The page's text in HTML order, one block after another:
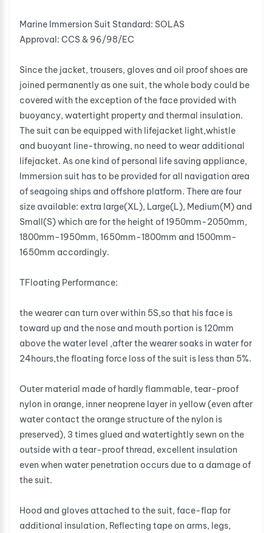
Marine Immersion Suit Standard: SOLAS
Approval: CCS & 96/98/EC
Since the jacket, trousers, gloves and oil proof shoes are
joined permanently as one suit, the whole body could be
covered with the exception of the face provided with
buoyancy, watertight property and thermal insulation.
The suit can be equipped with lifejacket light,whistle
and buoyant line-throwing, no need to wear additional
lifejacket. As one kind of personal life saving appliance,
Immersion suit has to be provided for all navigation area
of seagoing ships and offshore platform. There are four
size available: extra large(XL), Large(L), Medium(M) and
Small(S) which are for the height of 1950mm-2050mm,
1800mm-1950mm, 1650mm-1800mm and 1500mm-
1650mm accordingly.
TFloating Performance:
the wearer can turn over within 5S,so that his face is
toward up and the nose and mouth portion is 120mm
above the water level ,after the wearer soaks in water for
24hours,the floating force loss of the suit is less than 5%.
Outer material made of hardly flammable, tear-proof
nylon in orange, inner neoprene layer in yellow (even after
water contact the orange structure of the nylon is
preserved), 3 times glued and watertightly sewn on the
outside with a tear-proof thread, excellent insulation
even when water penetration occurs due to a damage of
the suit.
Hood and gloves attached to the suit, face-flap for
additional insulation, Reflecting tape on arms, legs,